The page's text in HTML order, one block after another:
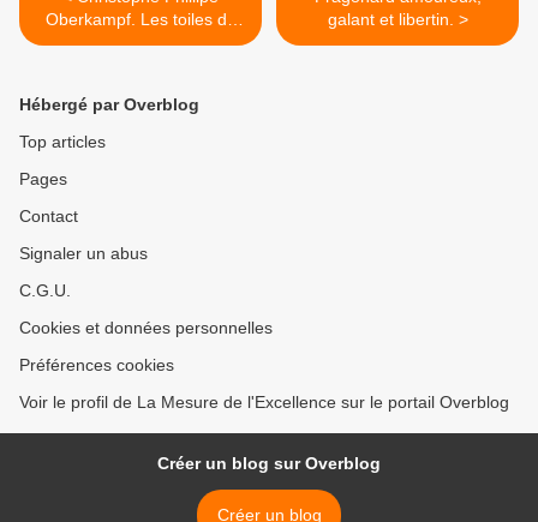
Oberkampf. Les toiles de
Jouy : une aventure
galant et libertin. >
Hébergé par Overblog
Top articles
Pages
Contact
Signaler un abus
C.G.U.
Cookies et données personnelles
Préférences cookies
Voir le profil de La Mesure de l'Excellence sur le portail Overblog
Créer un blog sur Overblog
Créer un blog